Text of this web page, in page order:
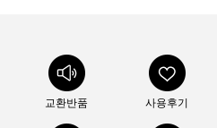
교환반품 사용후기